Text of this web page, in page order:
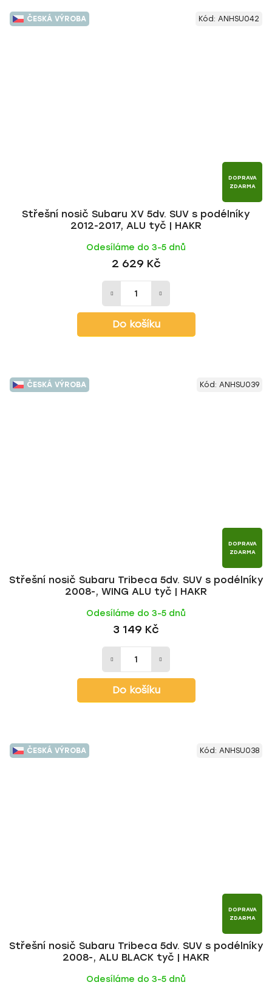
ČESKÁ VÝROBA
DOPRAVA
ZDARMA
Střešní nosič Subaru XV 5dv. SUV s podélníky
2012-2017, ALU tyč | HAKR
Odesíláme do 3-5 dnů
2 629 Kč
Do košíku
Kód: ANHSU042
ČESKÁ VÝROBA
DOPRAVA
ZDARMA
Střešní nosič Subaru Tribeca 5dv. SUV s podélníky
2008-, WING ALU tyč | HAKR
Odesíláme do 3-5 dnů
3 149 Kč
Do košíku
Kód: ANHSU039
ČESKÁ VÝROBA
DOPRAVA
ZDARMA
Střešní nosič Subaru Tribeca 5dv. SUV s podélníky
2008-, ALU BLACK tyč | HAKR
Odesíláme do 3-5 dnů
Kód: ANHSU038